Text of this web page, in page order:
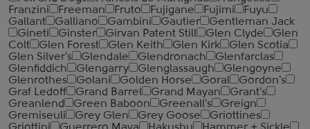
Franzini
Freeman Fruto Fujigane Fujimi
Fuyu
Gallant
Galliano Gambini Gautier
Gentleman Jack
Gineti
Ginster Girvan Patent Still Glen Clyde
Glen
Colt
Glen Forest Glen Keith Glen Kirk
Glen Scotia
Glen Silver's
Glendale Glendronach
Glenfarclas
Glenfiddich
Glengarry Glenglassaugh
Glengoyne
Glenrothes
Golani Golden Horse Goral
Gordon's
Graf Ledoff
Grand Barrel Grand Mayan
Grant's
Greanlend
Green Baboon Greenall's
Greign
Gremiseuli
Grey Glen Grey Goose
Griottines